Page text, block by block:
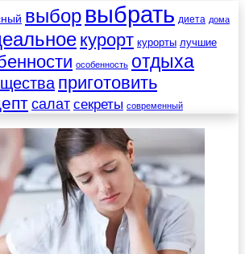
выбор выбрать диета дома
курорт курорты лучшие
особенность отдыха
приготовить
салат секреты современный